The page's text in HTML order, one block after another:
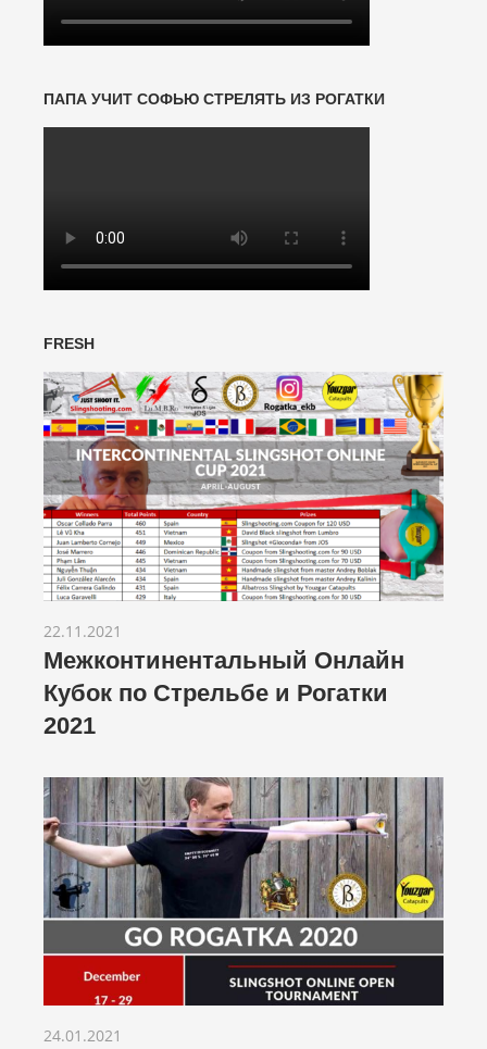
ПАПА УЧИТ СОФЬЮ СТРЕЛЯТЬ ИЗ РОГАТКИ
FRESH
22.11.2021
Межконтинентальный Онлайн
Кубок по Стрельбе и Рогатки
2021
24.01.2021